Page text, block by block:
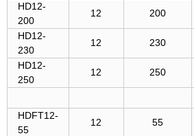
HD12-
200
12 200
HD12-
230
12 230
HD12-
250
12 250
HDFT12-
55
12 55